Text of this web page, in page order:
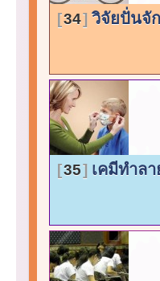
34 วิจัยปั่นจั
35 เคมีทำล